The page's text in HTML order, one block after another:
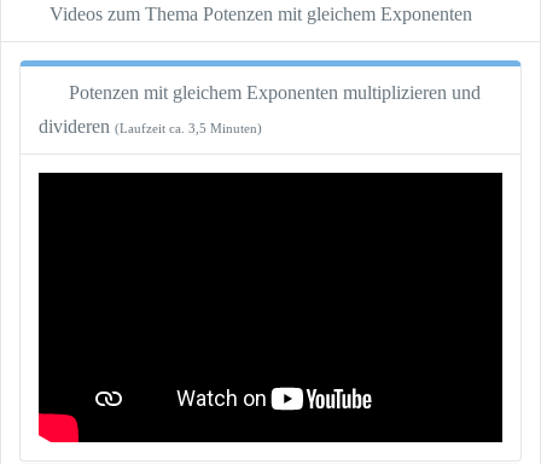
Videos zum Thema Potenzen mit gleichem Exponenten
Potenzen mit gleichem Exponenten multiplizieren und
divideren (Laufzeit ca. 3,5 Minuten)